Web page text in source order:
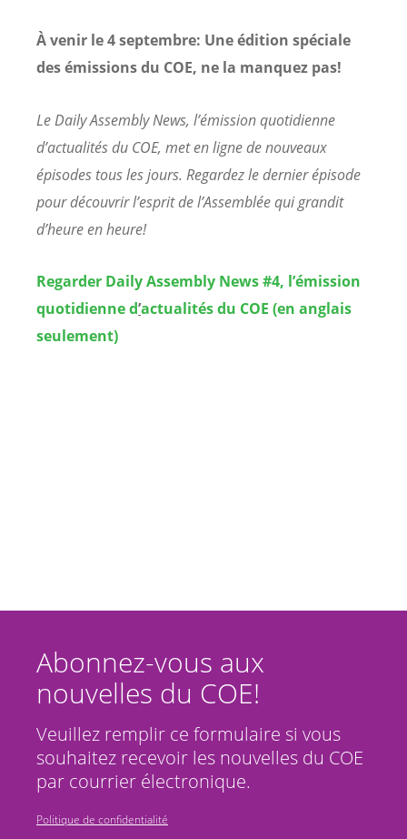
À venir le 4 septembre: Une édition spéciale
des émissions du COE, ne la manquez pas!
Le Daily Assembly News, l’émission quotidienne
d’actualités du COE, met en ligne de nouveaux
épisodes tous les jours. Regardez le dernier épisode
pour découvrir l’esprit de l’Assemblée qui grandit
d’heure en heure!
Regarder Daily Assembly News #4, l’émission
quotidienne d’actualités du COE (en anglais
seulement)
Abonnez-vous aux
nouvelles du COE!
Veuillez remplir ce formulaire si vous
souhaitez recevoir les nouvelles du COE
par courrier électronique.
Politique de confidentialité